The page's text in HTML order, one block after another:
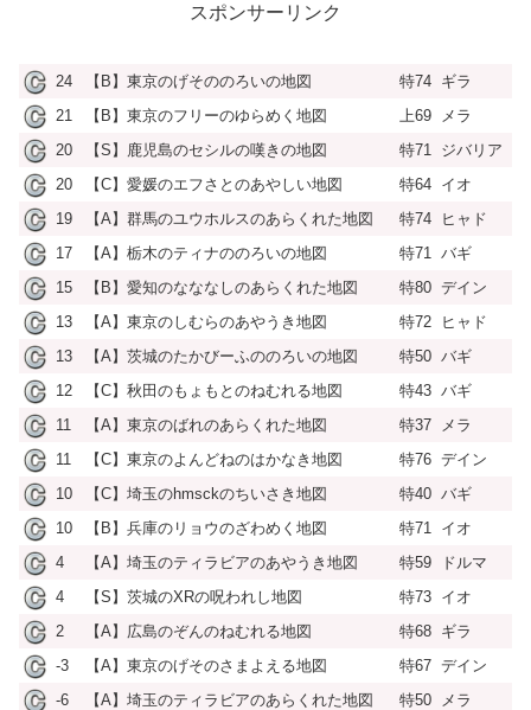
スポンサーリンク
24 【B】東京のげそののろいの地図 特74 ギラ
21
【B】東京のフリーのゆらめく地図 上69
メラ
20
【S】鹿児島のセシルの嘆きの地図 特71
ジバリア
20
【C】愛媛のエフさとのあやしい地図 特64 イオ
19
【A】群馬のユウホルスのあらくれた地図 特74
ヒャド
17
【A】栃木のティナののろいの地図 特71
バギ
15
【B】愛知のなななしのあらくれた地図 特80 デイン
13
【A】東京のしむらのあやうき地図 特72
ヒャド
13
【A】茨城のたかびーふののろいの地図 特50 バギ
12
【C】秋田のもょもとのねむれる地図 特43 バギ
11
【A】東京のばれのあらくれた地図 特37
メラ
11
【C】東京のよんどねのはかなき地図 特76 デイン
10
【C】埼玉のhmsckのちいさき地図 特40 バギ
10
【B】兵庫のリョウのざわめく地図 特71
イオ
4
【A】埼玉のティラビアのあやうき地図 特59
ドルマ
4
【S】茨城のXRの呪われし地図 特73 イオ
2
【A】広島のぞんのねむれる地図 特68 ギラ
-3
【A】東京のげそのさまよえる地図 特67 デイン
-6
【A】埼玉のティラビアのあらくれた地図 特50
メラ